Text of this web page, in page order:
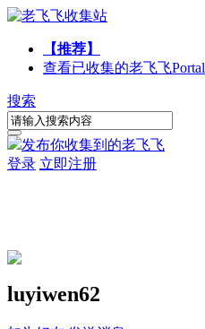
【推荐】
查看已收集的老飞飞Portal
搜索
发布你收集到的老飞飞
登录 立即注册
luyiwen62